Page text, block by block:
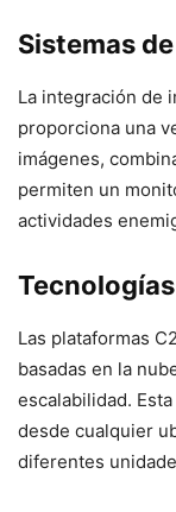
Sistemas
La integración de
proporciona una
imágenes,
permiten un
actividades
Las plataformas
basadas en la
escalabilidad.
desde cualquier
diferentes